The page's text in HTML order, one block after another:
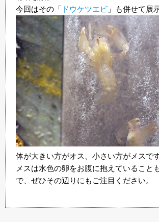
今回はその「 ドウケツエビ 」も併せて展
体が大きい方がオス、小さい方がメスです
メスは水色の卵をお腹に抱えていること
で、ぜひその辺りにもご注目ください。